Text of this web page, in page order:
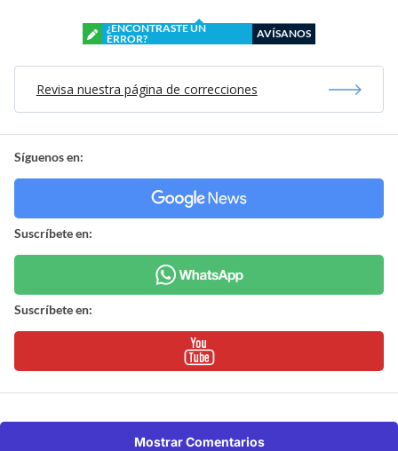
¿ENCONTRASTE UN
ERROR?
AVÍSANOS
Revisa nuestra página de correcciones
Síguenos en:
Suscríbete en:
Suscríbete en:
Mostrar Comentarios